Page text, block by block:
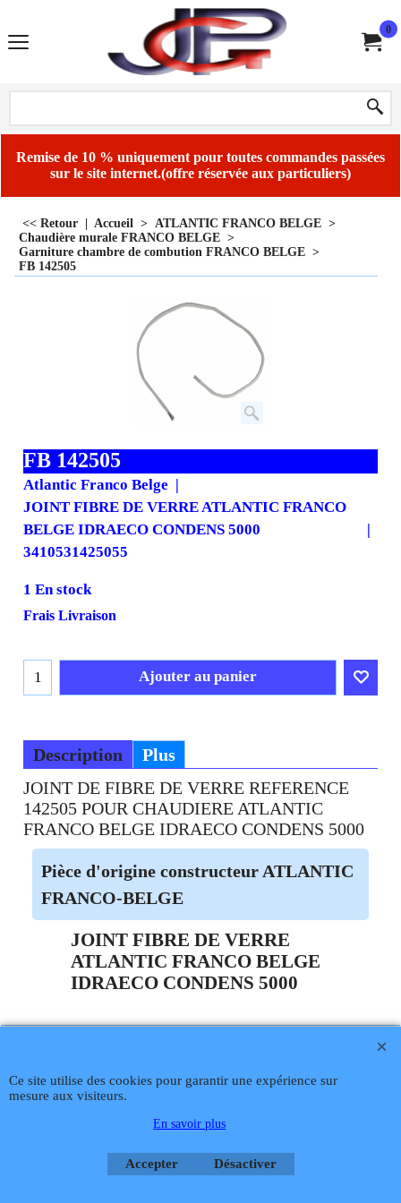
0
Remise de 10 % uniquement pour toutes commandes passées
sur le site internet.(offre réservée aux particuliers)
<< Retour Accueil > ATLANTIC FRANCO BELGE >
Chaudière murale FRANCO BELGE >
Garniture chambre de combution FRANCO BELGE >
FB 142505
FB 142505
Atlantic Franco Belge
JOINT FIBRE DE VERRE ATLANTIC FRANCO
BELGE IDRAECO CONDENS 5000
3410531425055
1 En stock
Frais Livraison
Ajouter au panier
Description
Plus
JOINT DE FIBRE DE VERRE REFERENCE
142505 POUR CHAUDIERE ATLANTIC
FRANCO BELGE IDRAECO CONDENS 5000
Pièce d'origine constructeur ATLANTIC
FRANCO-BELGE
JOINT FIBRE DE VERRE
ATLANTIC FRANCO BELGE
IDRAECO CONDENS 5000
Rétractation
Boutique en ligne créés
avec le logiciel
eCommerce ShopFactory
Ce site utilise des cookies pour garantir une expérience sur
mesure aux visiteurs.
En savoir plus
Accepter Désactiver